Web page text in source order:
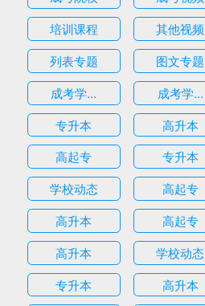
培训课程
其他视频
列表专题
图文专题
成考学...
成考学...
专升本
高升本
高起专
专升本
学校动态
高起专
高升本
高起专
高升本
学校动态
专升本
高升本